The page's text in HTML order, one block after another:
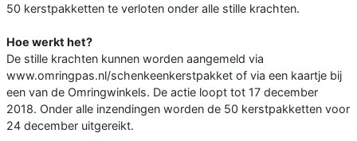
50 kerstpakketten te verloten onder alle stille krachten.
Hoe werkt het?
De stille krachten kunnen worden aangemeld via
www.omringpas.nl/schenkeenkerstpakket of via een kaartje bij
een van de Omringwinkels. De actie loopt tot 17 december
2018. Onder alle inzendingen worden de 50 kerstpakketten voor
24 december uitgereikt.